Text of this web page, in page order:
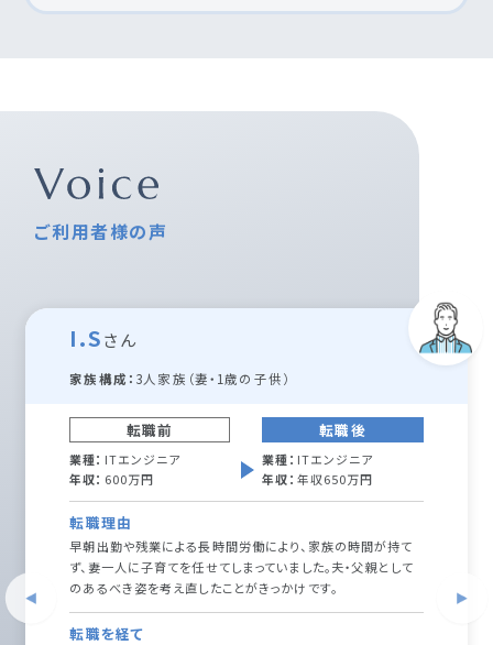
ご利用者様の声
I.Sさん
家族構成： 3人家族（妻・1歳の子供）
転職前
業種： ITエンジニア
年収： 600万円
転職後
業種： ITエンジニア
年収： 年収650万円
転職理由
早朝出勤や残業による長時間労働により、家族の時間が持て
ず、妻一人に子育てを任せてしまっていました。夫・父親として
のあるべき姿を考え直したことがきっかけです。
転職を経て